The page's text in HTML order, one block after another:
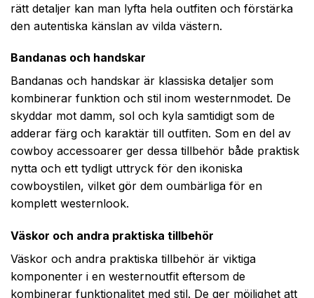
rätt detaljer kan man lyfta hela outfiten och förstärka
den autentiska känslan av vilda västern.
Bandanas och handskar
Bandanas och handskar är klassiska detaljer som
kombinerar funktion och stil inom westernmodet. De
skyddar mot damm, sol och kyla samtidigt som de
adderar färg och karaktär till outfiten. Som en del av
cowboy accessoarer ger dessa tillbehör både praktisk
nytta och ett tydligt uttryck för den ikoniska
cowboystilen, vilket gör dem oumbärliga för en
komplett westernlook.
Väskor och andra praktiska tillbehör
Väskor och andra praktiska tillbehör är viktiga
komponenter i en westernoutfit eftersom de
kombinerar funktionalitet med stil. De ger möjlighet att